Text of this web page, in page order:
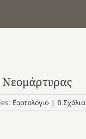
Νεομάρτυρας
Εορτολόγιο | 0 Σχόλια